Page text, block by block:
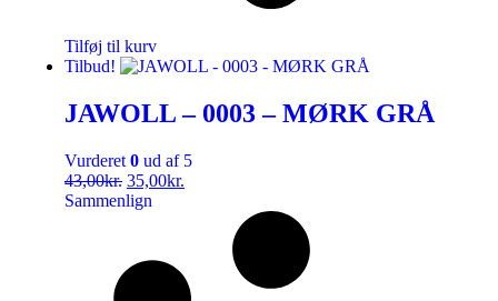
Tilføj til kurv
Tilbud!
JAWOLL – 0003 – MØRK GRÅ
Vurderet 0 ud af 5
43,00kr. 35,00kr.
Sammenlign